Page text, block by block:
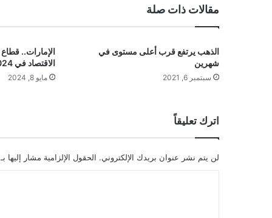
مقالات ذات صلة
الذهب يرتفع قرب أعلى مستوى في
شهرين
سبتمبر 6, 2021
الاقتصاد في 2024
مايو 8, 2024
اترك تعليقاً
لن يتم نشر عنوان بريدك الإلكتروني. الحقول الإلزامية مشار إليها